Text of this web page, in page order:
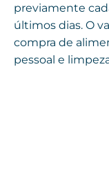
previamente
últimos dias. O
compra de
pessoal e